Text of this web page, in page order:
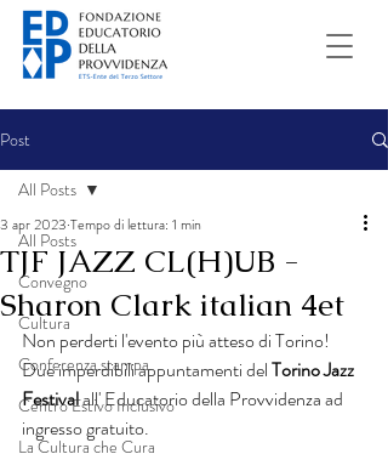
Post
All Posts
Convegno
Cultura
Conferenza stampa
Centro Estivo Inclusivo
La Cultura che Cura
All Posts
TJF JAZZ CL(H)UB -
Sharon Clark italian 4et
3 apr 2023 Tempo di lettura: 1 min
Non perderti l'evento più atteso di Torino!
Due imperdibili appuntamenti del Torino Jazz
Festival all' Educatorio della Provvidenza ad
ingresso gratuito.